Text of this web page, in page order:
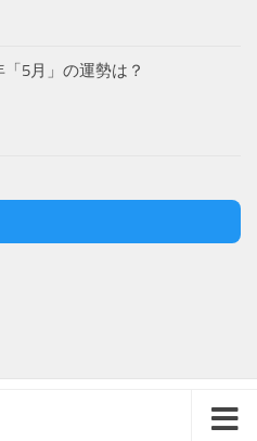
5月」の運勢は？